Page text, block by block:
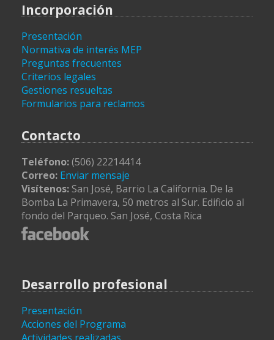
Incorporación
Presentación
Normativa de interés MEP
Preguntas frecuentes
Criterios legales
Gestiones resueltas
Formularios para reclamos
Contacto
Teléfono:(506) 22214414
Correo: Enviar mensaje
Visítenos: San José, Barrio La California. De la
Bomba La Primavera, 50 metros al Sur. Edificio al
fondo del Parqueo. San José, Costa Rica
Desarrollo profesional
Presentación
Acciones del Programa